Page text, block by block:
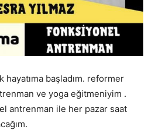
başladım. reformer
ve yoga eğitmeniyim .
antrenman ile her pazar saat